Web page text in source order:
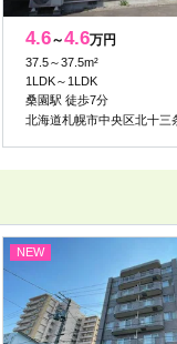
4.6～4.6万円
37.5～37.5m²
1LDK～1LDK
桑園駅 徒歩7分
北海道札幌市中央区北十三
NEW